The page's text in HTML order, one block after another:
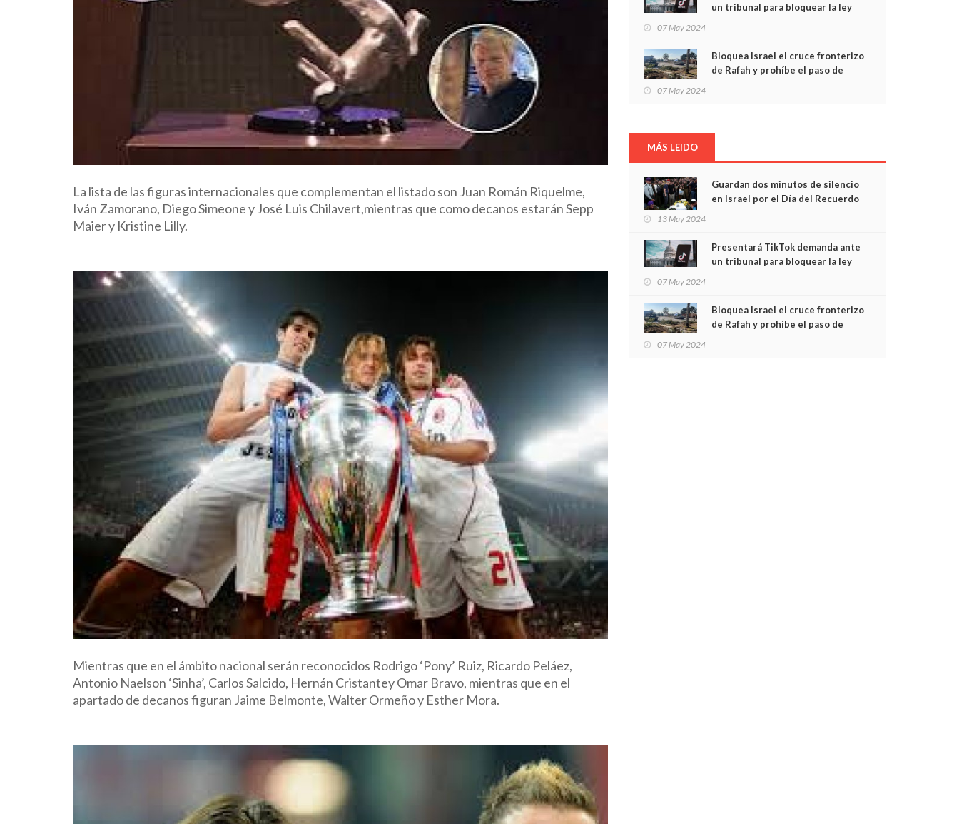
La lista de las figuras internacionales que complementan el listado son Juan Román Riquelme,
Iván Zamorano, Diego Simeone y José Luis Chilavert,mientras que como decanos estarán Sepp
Maier y Kristine Lilly.
Mientras que en el ámbito nacional serán reconocidos Rodrigo ‘Pony’ Ruiz, Ricardo Peláez,
Antonio Naelson ‘Sinha’, Carlos Salcido, Hernán Cristantey Omar Bravo, mientras que en el
apartado de decanos figuran Jaime Belmonte, Walter Ormeño y Esther Mora.
un tribunal para bloquear la ley
07 May 2024
Bloquea Israel el cruce fronterizo
de Rafah y prohíbe el paso de
07 May 2024
MÁS LEIDO
Guardan dos minutos de silencio
en Israel por el Día del Recuerdo
13 May 2024
Presentará TikTok demanda ante
un tribunal para bloquear la ley
07 May 2024
Bloquea Israel el cruce fronterizo
de Rafah y prohíbe el paso de
07 May 2024